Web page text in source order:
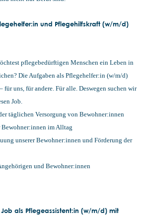
und Pflegehilfskraft (w/m/d)
pflegebedürftigen Menschen ein Leben in
Die Aufgaben als Pflegehelfer:in (w/m/d)
uns, für andere. Für alle. Deswegen suchen wir
Job.
täglichen Versorgung von Bewohner:innen
im Alltag
unserer Bewohner:innen und Förderung der
und Bewohner:innen
als Pflegeassistent:in (w/m/d) mit